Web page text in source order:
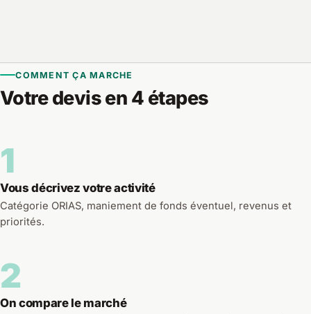
COMMENT ÇA MARCHE
Votre devis en 4 étapes
1
Vous décrivez votre activité
Catégorie ORIAS, maniement de fonds éventuel, revenus et
priorités.
2
On compare le marché